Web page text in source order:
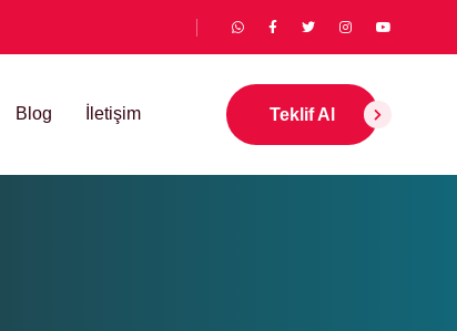
Blog İletişim Teklif Al